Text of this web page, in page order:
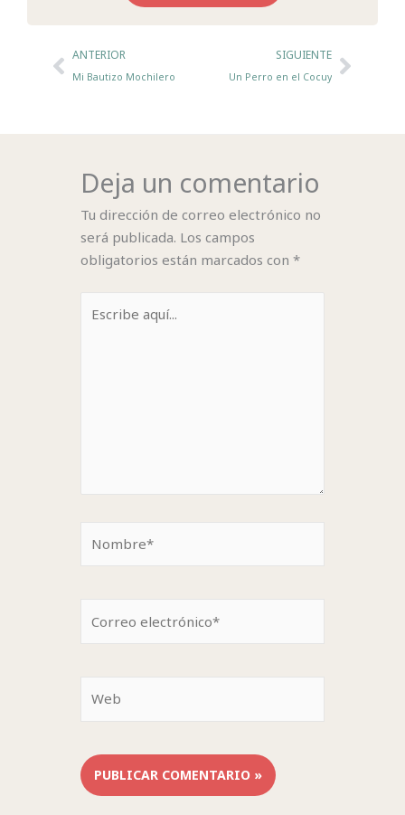
AntANTERIOR
Mi Bautizo Mochilero
SIGUIENTE
Un Perro en el Cocuy
Deja un comentario
Tu dirección de correo electrónico no
será publicada. Los campos
obligatorios están marcados con *
aquí...
electrónico*